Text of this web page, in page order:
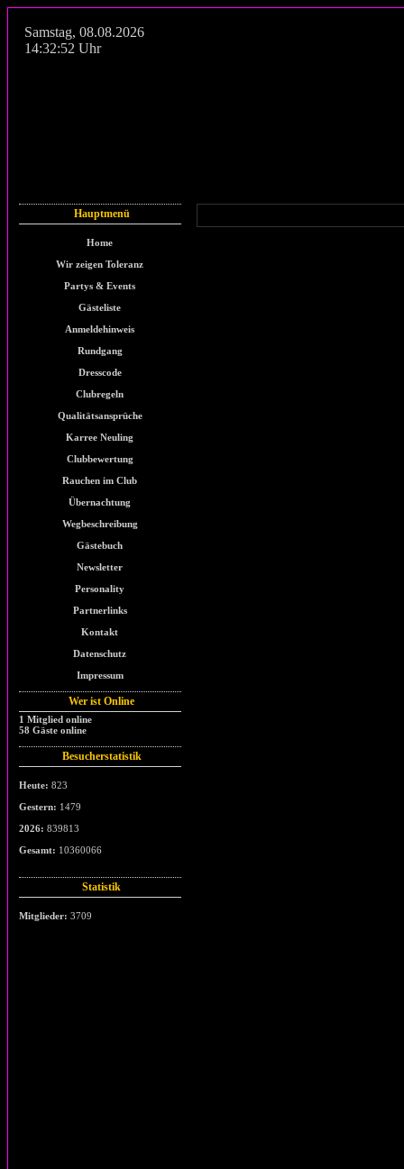
Samstag, 08.08.2026
14:32:52 Uhr
Hauptmenü
Home
Wir zeigen Toleranz
Partys & Events
Gästeliste
Anmeldehinweis
Rundgang
Dresscode
Clubregeln
Qualitätsansprüche
Karree Neuling
Clubbewertung
Rauchen im Club
Übernachtung
Wegbeschreibung
Gästebuch
Newsletter
Personality
Partnerlinks
Kontakt
Datenschutz
Impressum
Wer ist Online
1 Mitglied online
58 Gäste online
Besucherstatistik
Heute: 823
Gestern: 1479
2026: 839813
Gesamt: 10360066
Statistik
Mitglieder: 3709